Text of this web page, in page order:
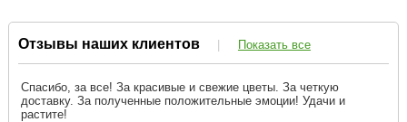
Отзывы наших клиентов | Показать все
Спасибо, за все! За красивые и свежие цветы. За четкую
доставку. За полученные положительные эмоции! Удачи и
растите!